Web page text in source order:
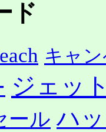
ド
キャ
ジェッ
ール ハ